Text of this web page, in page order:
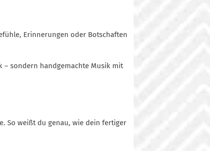
Erinnerungen oder Botschaften
– sondern handgemachte Musik mit
So weißt du genau, wie dein fertiger